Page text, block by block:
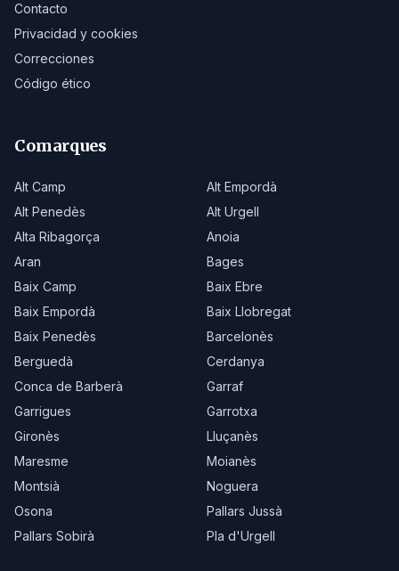
Contacto
Privacidad y cookies
Correcciones
Código ético
Comarques
Alt Camp
Alt Empordà
Alt Penedès
Alt Urgell
Alta Ribagorça
Anoia
Aran
Bages
Baix Camp
Baix Ebre
Baix Empordà
Baix Llobregat
Baix Penedès
Barcelonès
Berguedà
Cerdanya
Conca de Barberà
Garraf
Garrigues
Garrotxa
Gironès
Lluçanès
Maresme
Moianès
Montsià
Noguera
Osona
Pallars Jussà
Pallars Sobirà
Pla d'Urgell